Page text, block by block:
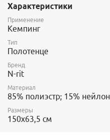
Характеристики
Применение
Кемпинг
Тип
Полотенце
Бренд
N-rit
Материал
85% полиэстр; 15% нейлон
Размеры
150х63,5 см